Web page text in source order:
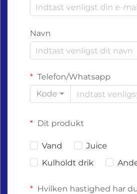
Navn
Telefon/Whatsapp
Kode
Dit produkt
Vand
Juice
Kulholdt drik
Hvilken hastighed har